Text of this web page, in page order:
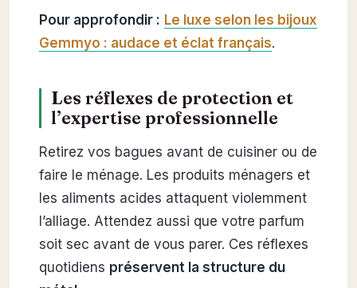
Pour approfondir : Le luxe selon les bijoux
Gemmyo : audace et éclat français.
Les réflexes de protection et
l’expertise professionnelle
Retirez vos bagues avant de cuisiner ou de
faire le ménage. Les produits ménagers et
les aliments acides attaquent violemment
l’alliage. Attendez aussi que votre parfum
soit sec avant de vous parer. Ces réflexes
quotidiens préservent la structure du